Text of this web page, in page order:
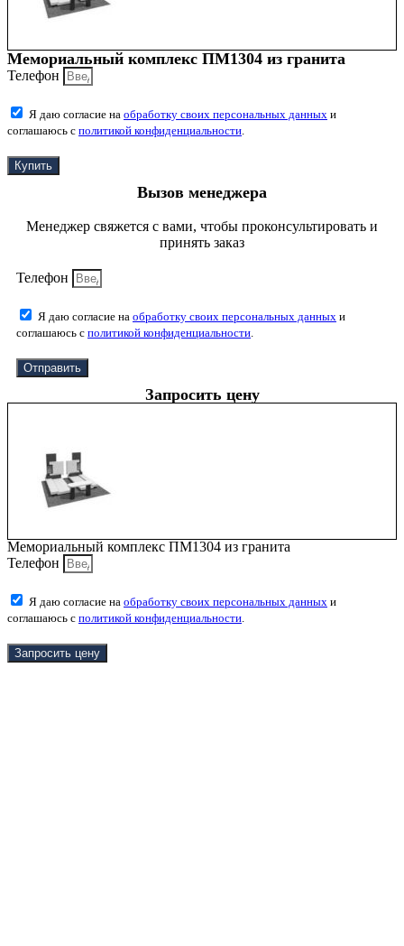
Мемориальный комплекс ПМ1304 из гранита
Телефон
Я даю согласие на обработку своих персональных данных и
соглашаюсь с политикой конфиденциальности.
Купить
Вызов менеджера
Менеджер свяжется с вами, чтобы проконсультировать и
принять заказ
Телефон
Я даю согласие на обработку своих персональных данных и
соглашаюсь с политикой конфиденциальности.
Отправить
Запросить цену
Мемориальный комплекс ПМ1304 из гранита
Телефон
Я даю согласие на обработку своих персональных данных и
соглашаюсь с политикой конфиденциальности.
Запросить цену